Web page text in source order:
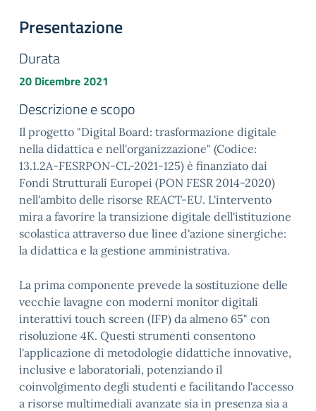
Presentazione
Durata
20 Dicembre 2021
Descrizione e scopo
Il progetto "Digital Board: trasformazione digitale
nella didattica e nell'organizzazione" (Codice:
13.1.2A-FESRPON-CL-2021-125) è finanziato dai
Fondi Strutturali Europei (PON FESR 2014-2020)
nell'ambito delle risorse REACT-EU. L'intervento
mira a favorire la transizione digitale dell'istituzione
scolastica attraverso due linee d'azione sinergiche:
la didattica e la gestione amministrativa.
La prima componente prevede la sostituzione delle
vecchie lavagne con moderni monitor digitali
interattivi touch screen (IFP) da almeno 65" con
risoluzione 4K. Questi strumenti consentono
l'applicazione di metodologie didattiche innovative,
inclusive e laboratoriali, potenziando il
coinvolgimento degli studenti e facilitando l'accesso
a risorse multimediali avanzate sia in presenza sia a